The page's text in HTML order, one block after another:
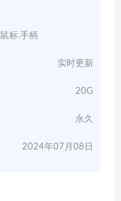
标.手柄
实时更新
20G
永久
2024年07月08日